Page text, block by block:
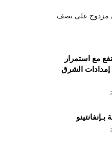
مزدوج على نصف
مع استمرار
الشرق
بـإنفانتينو